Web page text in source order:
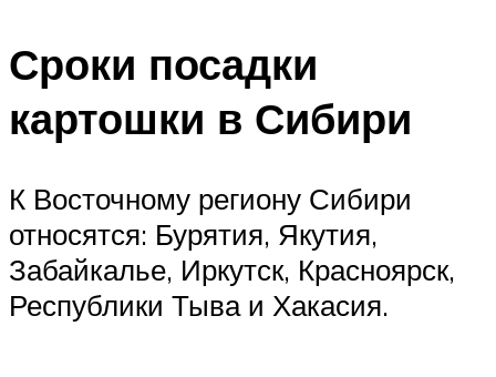
Сроки посадки
картошки в Сибири
К Восточному региону Сибири
относятся: Бурятия, Якутия,
Забайкалье, Иркутск, Красноярск,
Республики Тыва и Хакасия.